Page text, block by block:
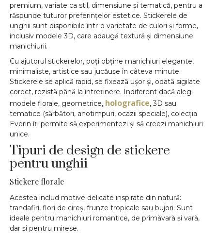
premium, variate ca stil, dimensiune și tematică, pentru a
răspunde tuturor preferințelor estetice. Stickerele de
unghii sunt disponibile într-o varietate de culori și forme,
inclusiv modele 3D, care adaugă textură și dimensiune
manichiurii.
Cu ajutorul stickerelor, poți obține manichiuri elegante,
minimaliste, artistice sau jucăușe în câteva minute.
Stickerele se aplică rapid, se fixează ușor și, odată sigilate
corect, rezistă până la întreținere. Indiferent dacă alegi
modele florale, geometrice, holografice, 3D sau
tematice (sărbători, anotimpuri, ocazii speciale), colecția
Everin îți permite să experimentezi și să creezi manichiuri
unice.
Tipuri de design de stickere
pentru unghii
Stickere florale
Acestea includ motive delicate inspirate din natură:
trandafiri, flori de cireș, frunze tropicale sau bujori. Sunt
ideale pentru manichiuri romantice, de primăvară și vară,
dar și pentru mirese.